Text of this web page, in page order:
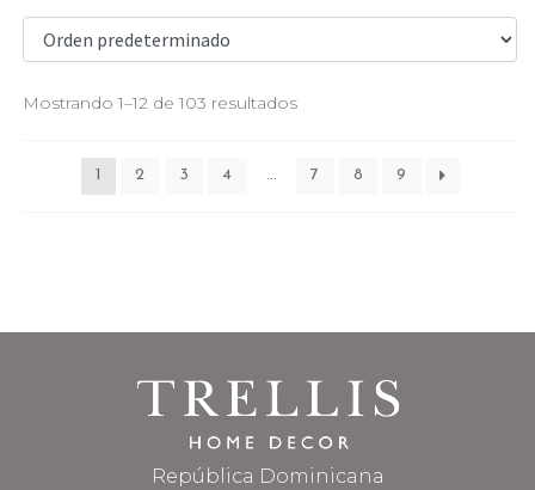
Mostrando 1–12 de 103 resultados
1 2 3 4 … 7 8 9
República Dominicana